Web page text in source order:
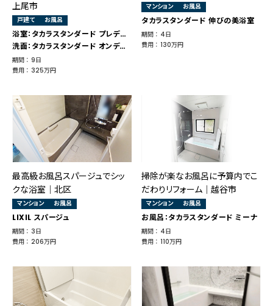
上尾市
戸建て お風呂
浴室：タカラスタンダード プレデンシア
洗面：タカラスタンダード オンディーヌ
期間 ： 9日
費用 ： 325万円
マンション お風呂
タカラスタンダード 伸びの美浴室
期間 ： 4日
費用 ： 130万円
最高級お風呂スパージュでシッ
クな浴室│北区
マンション お風呂
LIXIL スパージュ
期間 ： 3日
費用 ： 206万円
掃除が楽なお風呂に予算内でこ
だわりリフォーム｜越谷市
マンション お風呂
お風呂：タカラスタンダード ミーナ
期間 ： 4日
費用 ： 110万円